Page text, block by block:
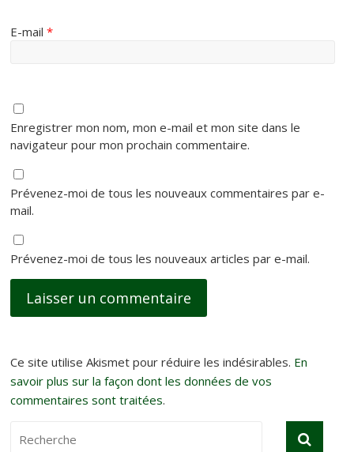
E-mail*
Enregistrer mon nom, mon e-mail et mon site dans le
navigateur pour mon prochain commentaire.
Prévenez-moi de tous les nouveaux commentaires par e-
mail.
Prévenez-moi de tous les nouveaux articles par e-mail.
Ce site utilise Akismet pour réduire les indésirables. En
savoir plus sur la façon dont les données de vos
commentaires sont traitées.